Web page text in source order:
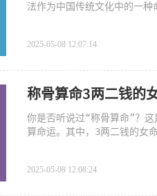
法作为中国传统文化中的一
2025-05-08 12:07:14
称骨算命3两二钱的
你是否听说过“称骨算命”？
算命运。其中，3两二钱的女
2025-05-08 12:08:24